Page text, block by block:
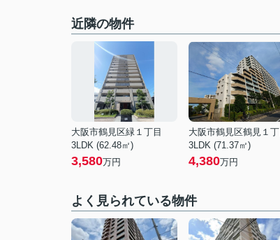
近隣の物件
大阪市鶴見区緑１丁目
3LDK (62.48㎡)
3,580万円
大阪市鶴見区鶴見１丁
3LDK (71.37㎡)
4,380万円
よく見られている物件